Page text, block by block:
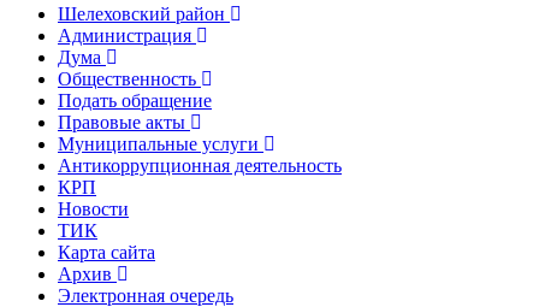
Шелеховский район
Администрация
Дума
Общественность
Подать обращение
Правовые акты
Муниципальные услуги
Антикоррупционная деятельность
КРП
Новости
ТИК
Карта сайта
Архив
Электронная очередь